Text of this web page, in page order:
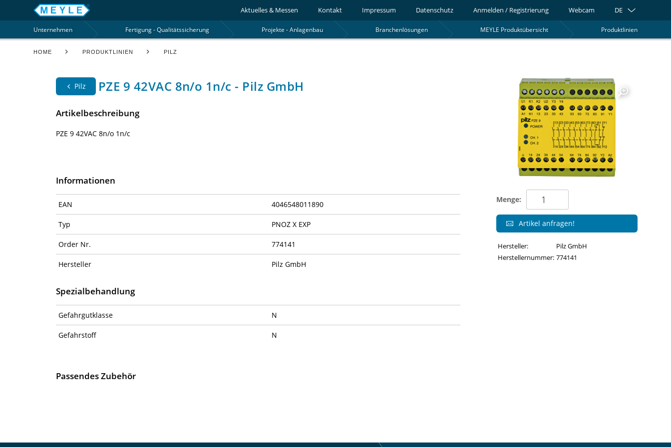
Aktuelles & Messen Kontakt Impressum Datenschutz Anmelden / Registrierung Webcam DE
Produktlinien
MEYLE Produktübersicht
Branchenlösungen
Projekte - Anlagenbau
Fertigung - Qualitätssicherung
Unternehmen
HOME PRODUKTLINIEN PILZ
Pilz PZE 9 42VAC 8n/o 1n/c - Pilz GmbH
Artikelbeschreibung
PZE 9 42VAC 8n/o 1n/c
Informationen
EAN 4046548011890
Typ PNOZ X EXP
Order Nr. 774141
Hersteller Pilz GmbH
Spezialbehandlung
Gefahrgutklasse N
Gefahrstoff N
Passendes Zubehör
Menge:
Artikel anfragen!
Hersteller:
Pilz GmbH
Herstellernummer: 774141